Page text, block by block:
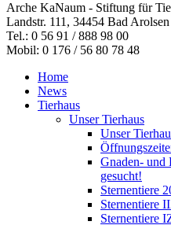
new
window
new
window
new
window
in
new
window
Arche KaNaum - Stiftung für
Landstr. 111, 34454 Bad
Tel.: 0 56 91 / 888 98 00
Mobil: 0 176 / 56 80 78 48
Home
News
Tierhaus
Unser Tierhaus
Unser
Gnaden- und
gesucht!
Sternentiere
Sternentiere II
Sternentiere I